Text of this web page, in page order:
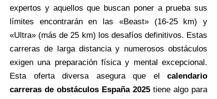
expertos y aquellos que buscan poner a prueba sus
límites encontrarán en las «Beast» (16-25 km) y
«Ultra» (más de 25 km) los desafíos definitivos. Estas
carreras de larga distancia y numerosos obstáculos
exigen una preparación física y mental excepcional.
Esta oferta diversa asegura que el calendario
carreras de obstáculos España 2025 tiene algo para